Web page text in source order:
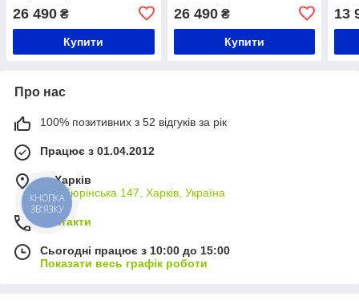
26 490 ₴
Купити
26 490₴
Купити
13
Про нас
100% позитивних з 52 відгуків за рік
Працює з 01.04.2012
м. Харків
вул. Тюрінська 147, Харків, Україна
Контакти
Сьогодні працює з 10:00 до 15:00
Показати весь графік роботи
КНОПКА
ЗВ'ЯЗКУ